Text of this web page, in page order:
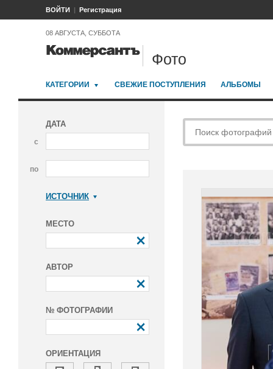
ВОЙТИ Регистрация
08 АВГУСТА, СУББОТА
Фото
КАТЕГОРИИ СВЕЖИЕ ПОСТУПЛЕНИЯ АЛЬБОМЫ
ДАТА
с
по
ИСТОЧНИК
МЕСТО
АВТОР
№ ФОТОГРАФИИ
ОРИЕНТАЦИЯ